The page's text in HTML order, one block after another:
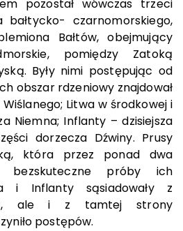
pozostał wówczas trzeci
bałtycko- czarnomorskiego,
Bałtów, obejmujący
pomiędzy Zatoką
Były nimi postępując od
obszar rdzeniowy znajdował
Litwa w środkowej i
Niemna; Inflanty – dzisiejsza
dorzecza Dźwiny. Prusy
która przez ponad dwa
bezskuteczne próby ich
i Inflanty sąsiadowały z
ale i z tamtej strony
postępów.